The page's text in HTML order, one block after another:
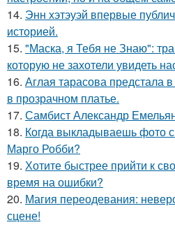
14. Энн хэтэуэй впервые
историей.
15. "Маска, я Тебя не Знаю":
которую не захотели увидеть
16. Аглая тарасова предстала
в прозрачном платье.
17. Самбист Александр
18. Когда выкладываешь фото
Марго Робби?
19. Хотите быстрее прийти к
время на ошибки?
20. Магия переодевания:
сцене!